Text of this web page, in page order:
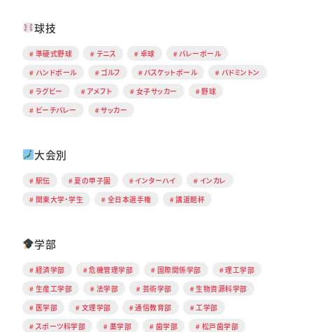
球技
準硬式野球 テニス 卓球
バレーボール
ハンドボール
ゴルフ バスケットボール
バドミントン
ラグビー
アメフト 女子サッカー
野球
ビーチバレー
サッカー
大会別
駅伝 夏の甲子園 インターハイ
インカレ
関東大学・学生
全日本選手権 講道館杯
学部
経済学部 危機管理学部 国際関係学部
理工学部
生産工学部
法学部 芸術学部
生物資源科学部
医学部
文理学部 通信教育部
工学部
スポーツ科学部
薬学部 歯学部
松戸歯学部